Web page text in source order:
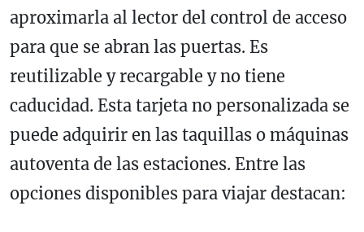
aproximarla al lector del control de acceso
para que se abran las puertas. Es
reutilizable y recargable y no tiene
caducidad. Esta tarjeta no personalizada se
puede adquirir en las taquillas o máquinas
autoventa de las estaciones. Entre las
opciones disponibles para viajar destacan: